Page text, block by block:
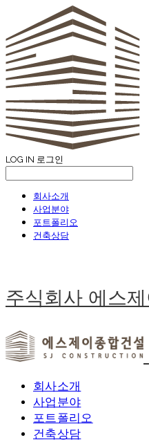
LOG IN 로그인
회사소개
사업분야
포트폴리오
건축상담
주식회사 에스
회사소개
사업분야
포트폴리오
건축상담